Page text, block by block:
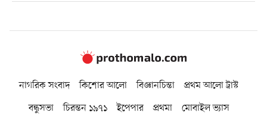
নাগরিক সংবাদ কিশোর আলো বিজ্ঞানচিন্তা
প্রথম আলো ট্রাস্ট
বন্ধুসভা
চিরন্তন ১৯৭১ ইপেপার প্রথমা মোবাইল ভ্যাস